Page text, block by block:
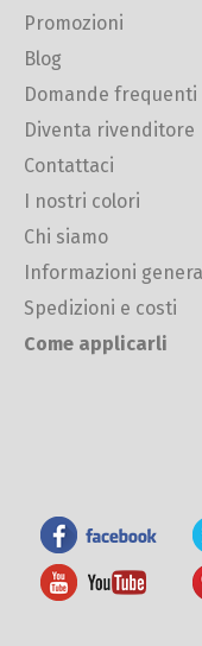
Promozioni
Blog
Domande frequenti
Diventa rivenditore
Contattaci
I nostri colori
Chi siamo
Informazioni
Spedizioni e costi
Come applicarli